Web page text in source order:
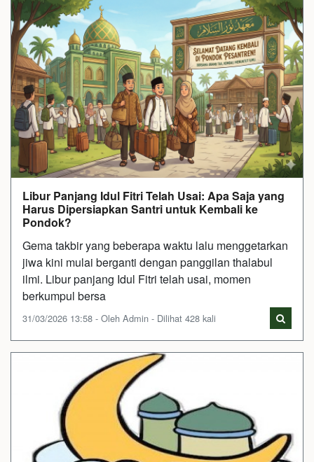
Libur Panjang Idul Fitri Telah Usai: Apa Saja yang
Harus Dipersiapkan Santri untuk Kembali ke
Pondok?
Gema takbir yang beberapa waktu lalu menggetarkan
jiwa kini mulai berganti dengan panggilan thalabul
ilmi. Libur panjang Idul Fitri telah usai, momen
berkumpul bersa
31/03/2026 13:58 - Oleh Admin - Dilihat 428 kali